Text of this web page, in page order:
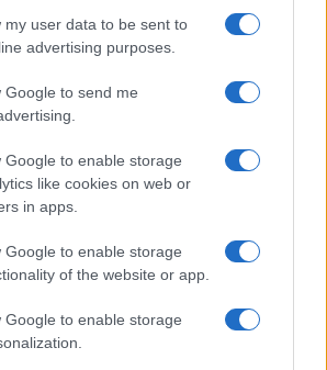
my user data to be sent to
advertising purposes.
Google to send me
Google to enable storage
like cookies on web or
in apps.
Google to enable storage
of the website or app.
Google to enable storage
buscados
cuáles son…